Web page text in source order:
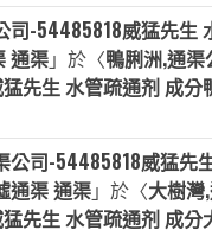
司-54485818威猛先生
通渠」於〈鴨脷洲,通渠
先生 水管疏通剂 成分
公司-54485818威猛先
通渠 通渠」於〈大樹灣
先生 水管疏通剂 成分